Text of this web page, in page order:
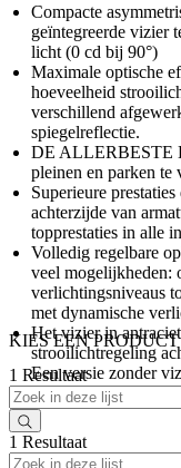
Compacte
geïntegreerde vizier
licht (0 cd bij 90°)
Maximale optische
hoeveelheid
verschillend
spiegelreflectie.
DE ALLERBESTE
pleinen en parken
Superieure
achterzijde van
topprestaties in alle
Volledig regelbare
veel mogelijkheden:
verlichtingsniveaus
met dynamische
Het vizier in
strooilichtregeling
Een versie zonder
KIES EEN PRODUCT
1 Resultaat
1 Resultaat